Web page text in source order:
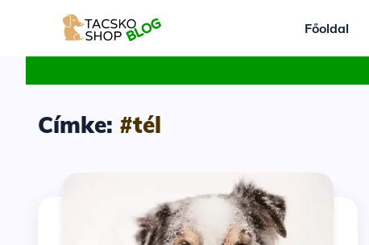
Főoldal
Címke: #tél